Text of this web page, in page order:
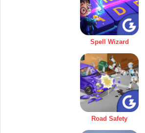
Spell Wizard
Road Safety